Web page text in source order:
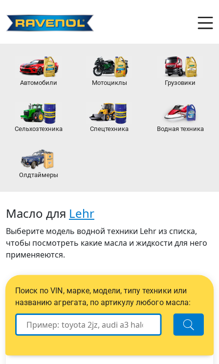
Автомобили Мотоциклы Грузовики
Сельхозтехника Спецтехника Водная техника
Олдтаймеры
Масло для Lehr
Выберите модель водной техники Lehr из списка,
чтобы посмотреть какие масла и жидкости для него
применяеются.
Поиск по VIN, марке, модели, типу техники или
названию агрегата, по артикулу любого масла: